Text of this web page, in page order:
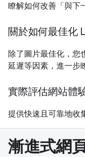
瞭解如何改善「與下
關於如何最佳化
除了圖片最佳化，您
延遲等因素，進一步
實際評估網站體
提供快速且可靠地收
漸進式網